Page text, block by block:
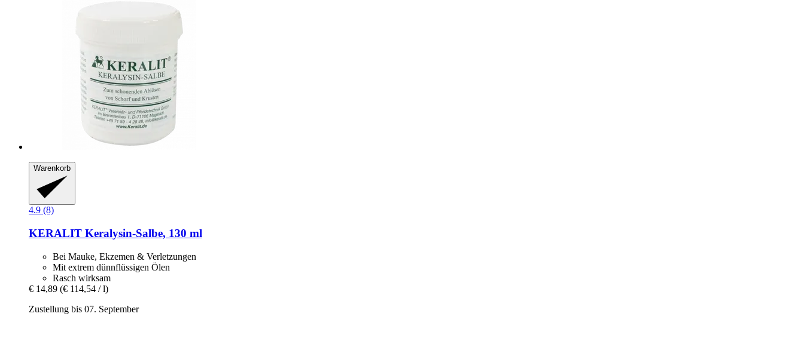
Warenkorb
4.9 (8)
KERALIT Keralysin-​Salbe, 130 ml
Bei Mauke, Ekzemen & Verletzungen
Mit extrem dünnflüssigen Ölen
Rasch wirksam
€ 14,89 (€ 114,54 / l)
Zustellung bis 07. September